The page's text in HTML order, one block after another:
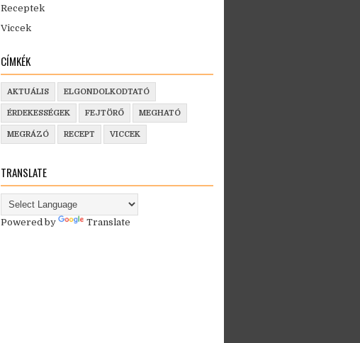
Receptek
Viccek
CÍMKÉK
AKTUÁLIS ELGONDOLKODTATÓ
ÉRDEKESSÉGEK FEJTÖRŐ MEGHATÓ
MEGRÁZÓ RECEPT VICCEK
TRANSLATE
Powered by Translate